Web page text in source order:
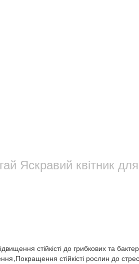
Яскравий квітник
стійкісті до грибкових та
,Покращення стійкісті рослин до